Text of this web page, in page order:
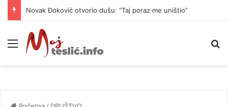
Novak Đoković otvorio dušu: “Taj poraz me uništio”
Meni